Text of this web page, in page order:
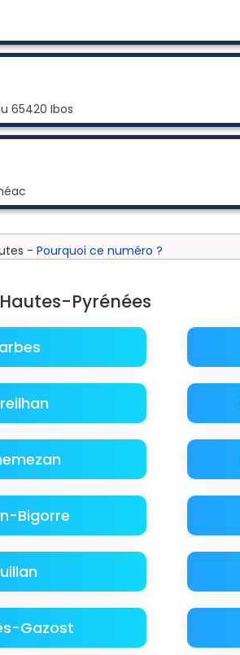
65420 Ibos
- Pourquoi ce numéro ?
Pyrénées
Bigorre
Gazost